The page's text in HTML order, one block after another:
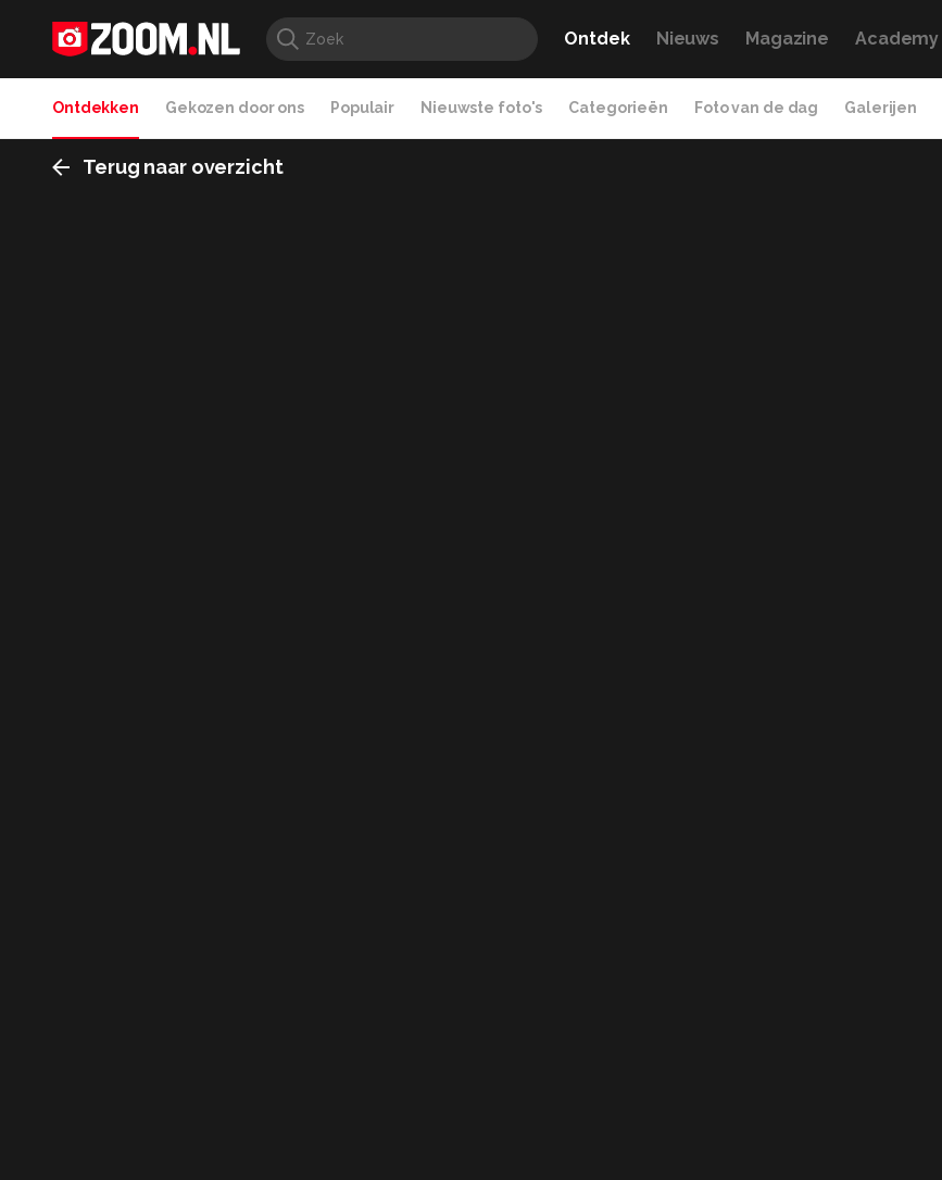
Ontdek Nieuws Magazine Academy
Ontdekken Gekozen door ons Populair Nieuwste foto's Categorieën Foto van de dag Galerijen
Terug naar overzicht